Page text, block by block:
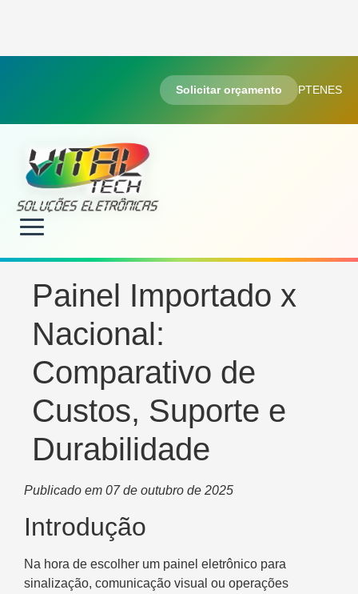
Solicitar orçamento PTENES
Painel Importado x
Nacional:
Comparativo de
Custos, Suporte e
Durabilidade
Publicado em 07 de outubro de 2025
Introdução
Na hora de escolher um painel eletrônico para
sinalização, comunicação visual ou operações